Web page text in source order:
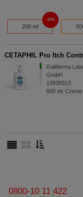
200 ml
20%
CETAPHIL Pro Itch
Galderma
GmbH
13839313
500 ml Creme
0800-10 11 422